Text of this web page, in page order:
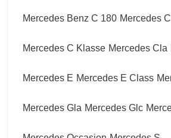
Mercedes Benz C 180 Mercedes C
Mercedes C Klasse Mercedes Cla
Mercedes E Mercedes E Class
Mercedes Gla Mercedes Glc